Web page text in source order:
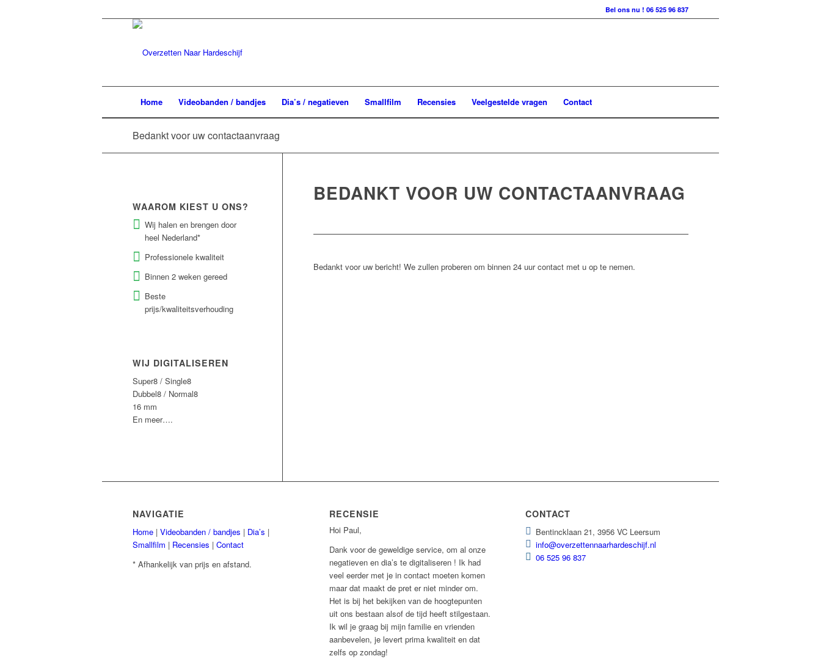
Bel ons nu ! 06 525 96 837
Home Videobanden / bandjes Dia’s / negatieven Smallfilm Recensies Veelgestelde vragen Contact
Bedankt voor uw contactaanvraag
BEDANKT VOOR UW CONTACTAANVRAAG
Bedankt voor uw bericht! We zullen proberen om binnen 24 uur contact met u op te nemen.
WAAROM KIEST U ONS?
Wij halen en brengen door
heel Nederland*
Professionele kwaliteit
Binnen 2 weken gereed
Beste
prijs/kwaliteitsverhouding
WIJ DIGITALISEREN
Super8 / Single8
Dubbel8 / Normal8
16 mm
En meer….
NAVIGATIE
Home | Videobanden / bandjes | Dia’s |
Smallfilm | Recensies | Contact
* Afhankelijk van prijs en afstand.
RECENSIE
Hoi Paul,
Dank voor de geweldige service, om al onze
negatieven en dia’s te digitaliseren ! Ik had
veel eerder met je in contact moeten komen
maar dat maakt de pret er niet minder om.
Het is bij het bekijken van de hoogtepunten
uit ons bestaan alsof de tijd heeft stilgestaan.
Ik wil je graag bij mijn familie en vrienden
aanbevelen, je levert prima kwaliteit en dat
zelfs op zondag!
CONTACT
Bentincklaan 21, 3956 VC Leersum
info@overzettennaarhardeschijf.nl
06 525 96 837